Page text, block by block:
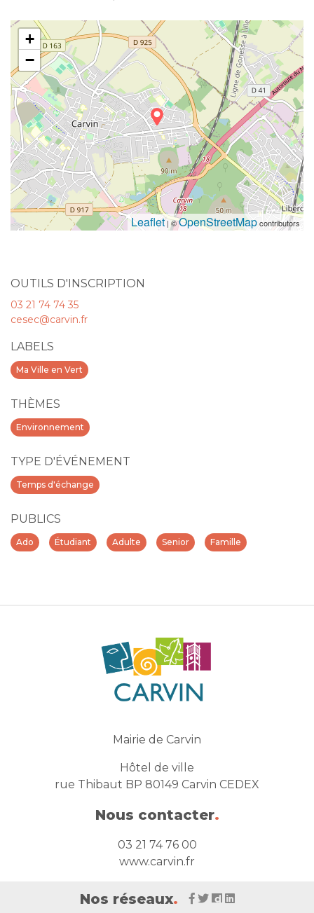
+
−
Leaflet | ©OpenStreetMapcontributors
OUTILS D'INSCRIPTION
03 21 74 74 35
cesec@carvin.fr
LABELS
Ma Ville en Vert
THÈMES
Environnement
TYPE D'ÉVÉNEMENT
Temps d'échange
PUBLICS
Ado Étudiant Adulte Senior Famille
Mairie de Carvin
Hôtel de ville
rue Thibaut BP 80149 Carvin CEDEX
Nous contacter.
03 21 74 76 00
www.carvin.fr
Nos réseaux.